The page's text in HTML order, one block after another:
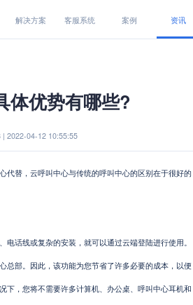
解决方案 客服系统 案例 资讯
体优势有哪些?
2022-04-12 10:55:55
替，云呼叫中心与传统的呼叫中心的区别在于很好的
话线或复杂的安装，就可以通过云端登陆进行使用。
总部。因此，该功能为您节省了许多必要的成本，以便
下，您将不需要许多计算机、办公桌、呼叫中心耳机和